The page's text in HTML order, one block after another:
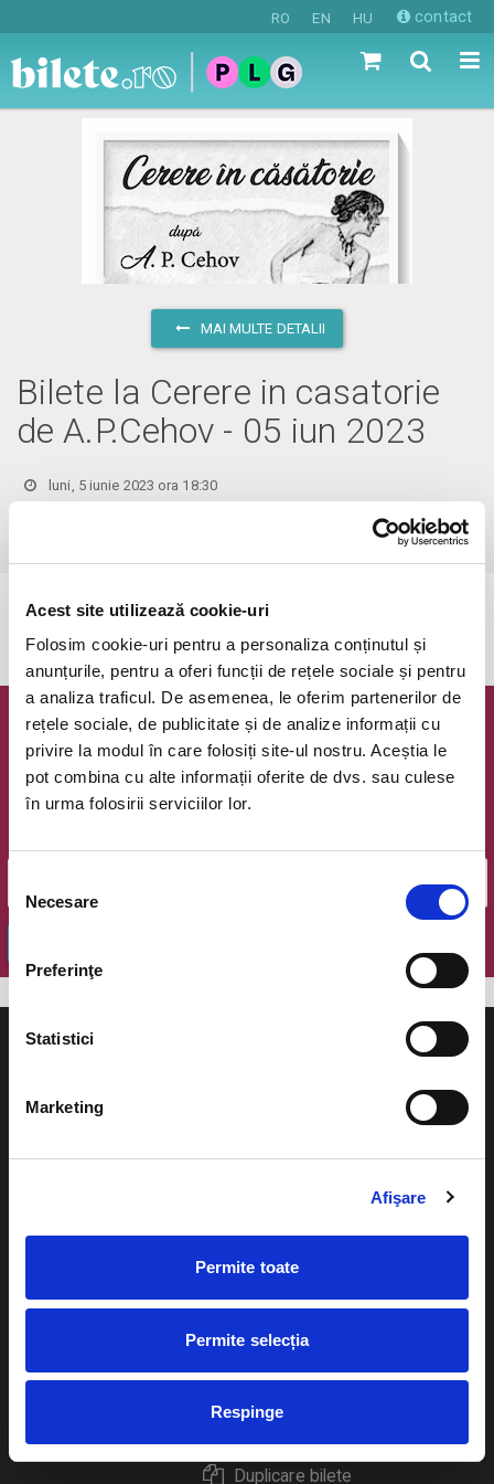
Acest site utilizează cookie-uri
Folosim cookie-uri pentru a personaliza conținutul și
anunțurile, pentru a oferi funcții de rețele sociale și pentru
a analiza traficul. De asemenea, le oferim partenerilor de
rețele sociale, de publicitate și de analize informații cu
privire la modul în care folosiți site-ul nostru. Aceștia le
pot combina cu alte informații oferite de dvs. sau culese
în urma folosirii serviciilor lor.
consimțământului
Necesare
Preferinţe
Statistici
Marketing
Afişare
Permite toate
Permite selecția
Respinge
RO EN HU contact
MAI MULTE DETALII
Bilete la Cerere in casatorie
de A.P.Cehov - 05 iun 2023
luni, 5 iunie 2023 ora 18:30
Evenimentul a expirat.
Newsletter @ Bilete.ro
Oferte exclusive si o editie saptamanala cu cele mai noi
evenimente.
Cum comand bilete?
eBilet printat acasa
Returnare bilete
Duplicare bilete
Pentru copii
Diverse